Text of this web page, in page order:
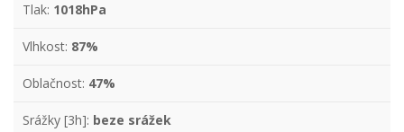
Tlak: 1018hPa
Vlhkost: 87%
Oblačnost: 47%
Srážky [3h]: beze srážek